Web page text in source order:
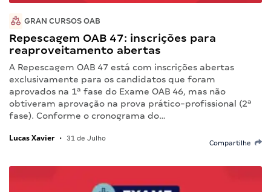
GRAN CURSOS OAB
Repescagem OAB 47: inscrições para
reaproveitamento abertas
A Repescagem OAB 47 está com inscrições abertas
exclusivamente para os candidatos que foram
aprovados na 1ª fase do Exame OAB 46, mas não
obtiveram aprovação na prova prático-profissional (2ª
fase). Conforme o cronograma do…
Lucas Xavier • 31 de Julho
Compartilhe